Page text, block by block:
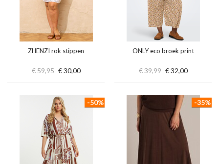
ZHENZI rok stippen
€ 59,95 € 30,00
ONLY eco broek print
€ 39,99 € 32,00
-50% -35%